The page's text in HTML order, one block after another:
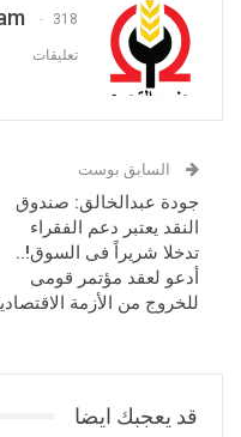
318 المشاركات
تعليقات
السابق بوست
جودة عبدالخالق: صندوق
النقد يعتبر دعم الفقراء
تدخلا شريراً فى السوق!..
أدعو لعقد مؤتمر قومى
للخروج من الأزمة
قد يعجبك ايضا